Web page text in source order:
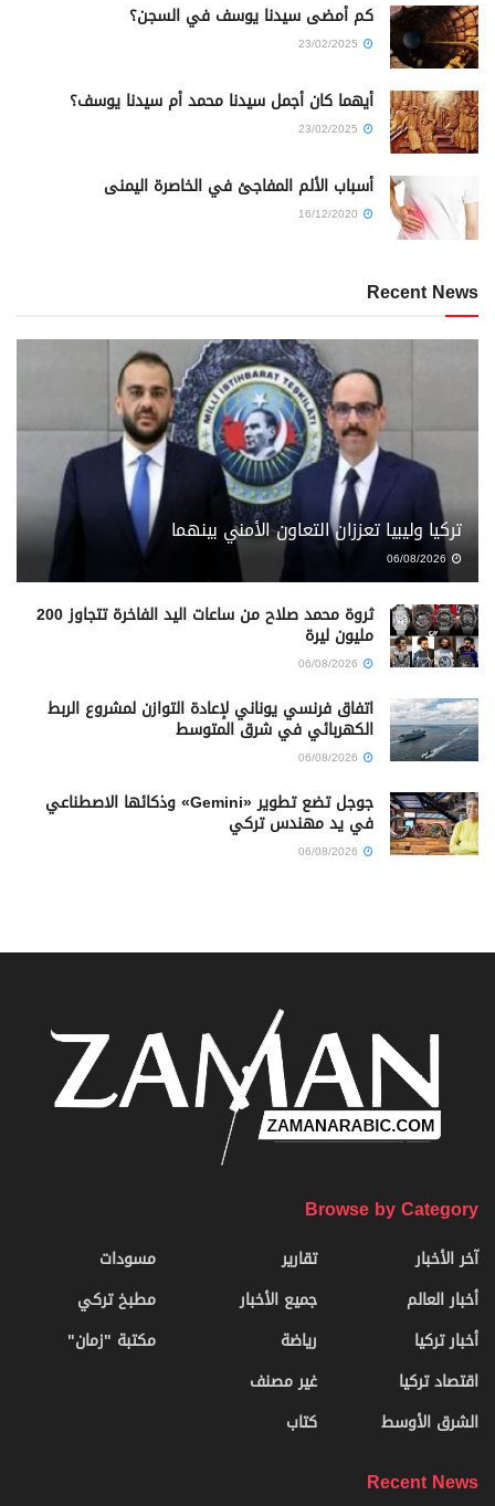
كم أمضى سيدنا يوسف في السجن؟
أيهما كان أجمل سيدنا محمد أم سيدنا يوسف؟
أسباب الألم المفاجئ في الخاصرة اليمنى
Recent News
تركيا وليبيا تعززان التعاون الأمني بينهما
06/08/2026
ثروة محمد صلاح من ساعات اليد الفاخرة تتجاوز 200
مليون ليرة
اتفاق فرنسي يوناني لإعادة التوازن لمشروع الربط
الكهربائي في شرق المتوسط
جوجل تضع تطوير «Gemini» وذكائها الاصطناعي
في يد مهندس تركي
Browse by Category
آخر الأخبار
أخبار العالم
أخبار تركيا
اقتصاد تركيا
الشرق الأوسط
تقارير
جميع الأخبار
رياضة
غير مصنف
كتاب
مسودات
مطبخ تركي
مكتبة "زمان"
Recent News